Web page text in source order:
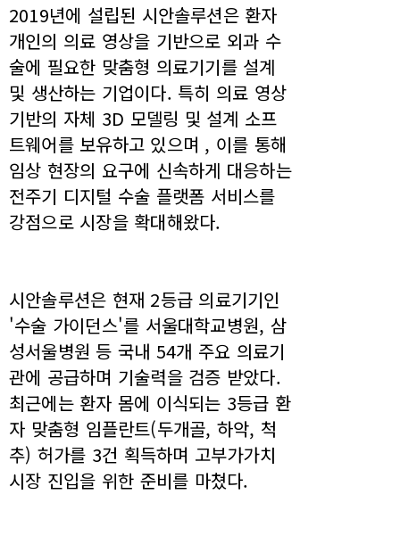
2019년에 설립된 시안솔루션은 환자
개인의 의료 영상을 기반으로 외과 수
술에 필요한 맞춤형 의료기기를 설계
및 생산하는 기업이다. 특히 의료 영상
기반의 자체 3D 모델링 및 설계 소프
트웨어를 보유하고 있으며 , 이를 통해
임상 현장의 요구에 신속하게 대응하는
전주기 디지털 수술 플랫폼 서비스를
강점으로 시장을 확대해왔다.
시안솔루션은 현재 2등급 의료기기인
'수술 가이던스'를 서울대학교병원, 삼
성서울병원 등 국내 54개 주요 의료기
관에 공급하며 기술력을 검증 받았다.
최근에는 환자 몸에 이식되는 3등급 환
자 맞춤형 임플란트(두개골, 하악, 척
추) 허가를 3건 획득하며 고부가가치
시장 진입을 위한 준비를 마쳤다.